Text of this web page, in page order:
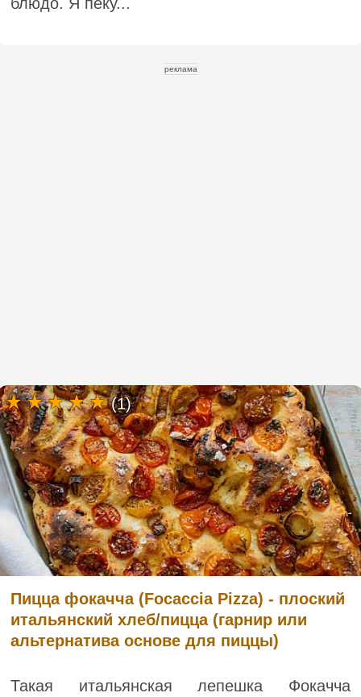
реклама
Пицца фокачча (Focaccia Pizza) - плоский
итальянский хлеб/пицца (гарнир или
альтернатива основе для пиццы)
Такая итальянская лепешка Фокачча
(1)